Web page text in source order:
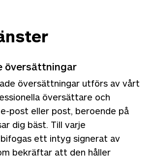
översättningar
översättningar utförs av vårt
översättare och
post eller post, beroende på
dig bäst. Till varje
ett intyg signerat av
bekräftar att den håller